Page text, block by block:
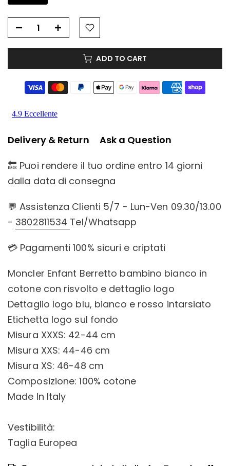
ADD TO CART
Delivery & Return
Ask a Question
🔙 Puoi rendere il tuo ordine entro 14 giorni
dalla data di consegna
💬 Assistenza Clienti 5/7 - Lun-Ven 09.30/13.00
- 3802811534 Tel/Whatsapp
💳 Pagamenti 100% sicuri e criptati
Moncler Enfant Berretto bambino bianco in
cotone con risvolto e dettaglio logo
Dettaglio logo blu, bianco e rosso intarsiato
Etichetta logo sul fondo
Misura XXXS: 42-44 cm
Misura XXS: 44-46 cm
Misura XS: 46-48 cm
Composizione: 100% cotone
Made In Italy
Vestibilità:
Taglia Europea